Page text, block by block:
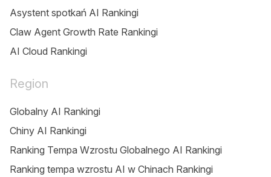
Asystent spotkań AI Rankingi
Claw Agent Growth Rate Rankingi
AI Cloud Rankingi
Region
Globalny AI Rankingi
Chiny AI Rankingi
Ranking Tempa Wzrostu Globalnego AI Rankingi
Ranking tempa wzrostu AI w Chinach Rankingi